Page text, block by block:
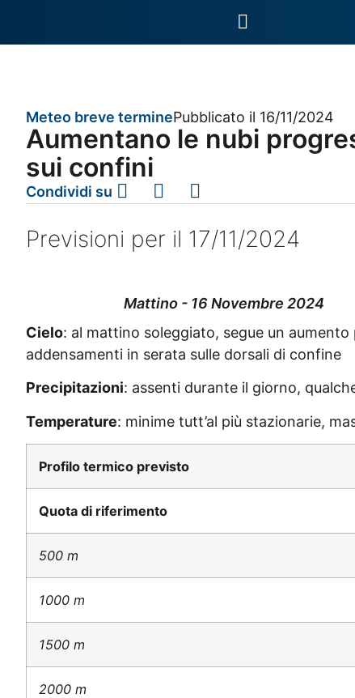
Meteo breve terminePubblicato il 16/11/2024
Aumentano le nubi
sui confini
Condividi su
Previsioni per il 17/11/2024
Mattino - 16 Novembre 2024
Cielo: al mattino soleggiato, segue un
addensamenti in serata sulle dorsali di confine
Precipitazioni: assenti durante il giorno,
Temperature: minime tutt’al più stazionarie,
Profilo termico previsto
Quota di riferimento
500 m
1000 m
1500 m
2000 m